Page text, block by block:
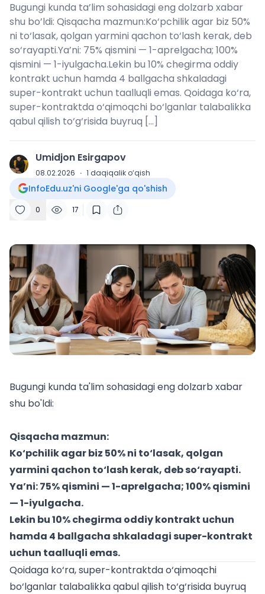
Bugungi kunda ta’lim sohasidagi eng dolzarb xabar
shu bo’ldi: Qisqacha mazmun:Ko‘pchilik agar biz 50%
ni to‘lasak, qolgan yarmini qachon to‘lash kerak, deb
so‘rayapti.Ya’ni: 75% qismini — 1-aprelgacha; 100%
qismini — 1-iyulgacha.Lekin bu 10% chegirma oddiy
kontrakt uchun hamda 4 ballgacha shkaladagi
super-kontrakt uchun taalluqli emas. Qoidaga ko‘ra,
super-kontraktda o‘qimoqchi bo‘lganlar talabalikka
qabul qilish to‘g‘risida buyruq […]
U Umidjon Esirgapov
08.02.2026 · 1 daqiqalik o‘qish
InfoEdu.uz'ni Google'ga qo'shish
0 17
Bugungi kunda ta'lim sohasidagi eng dolzarb xabar
shu bo'ldi:
Qisqacha mazmun:
Ko‘pchilik agar biz 50% ni to‘lasak, qolgan
yarmini qachon to‘lash kerak, deb so‘rayapti.
Ya’ni: 75% qismini — 1-aprelgacha; 100% qismini
— 1-iyulgacha.
Lekin bu 10% chegirma oddiy kontrakt uchun
hamda 4 ballgacha shkaladagi super-kontrakt
uchun taalluqli emas.
Qoidaga ko‘ra, super-kontraktda o‘qimoqchi
bo‘lganlar talabalikka qabul qilish to‘g‘risida buyruq